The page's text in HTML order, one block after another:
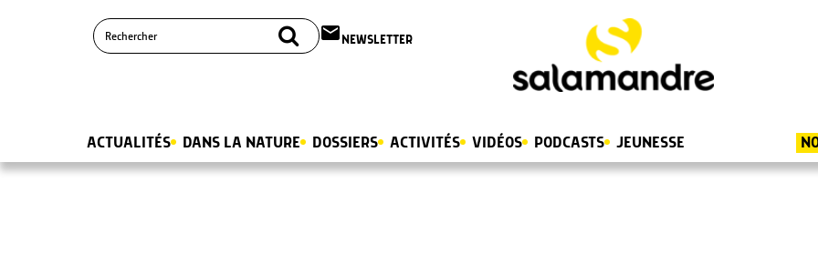
email NEWSLETTER
ACTUALITÉS DANS LA NATURE DOSSIERS ACTIVITÉS VIDÉOS PODCASTS JEUNESSE